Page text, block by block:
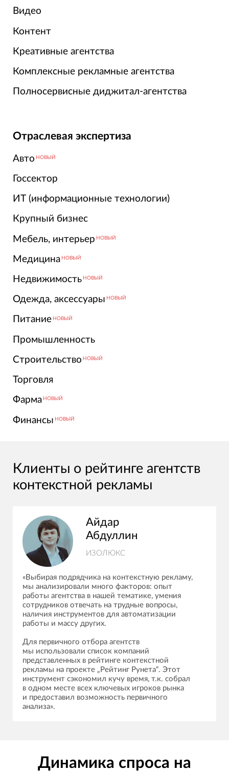
Видео
Контент
Креативные агентства
Комплексные рекламные агентства
Полносервисные диджитал-агентства
Отраслевая экспертиза
Авто НОВЫЙ
Госсектор
ИТ (информационные технологии)
Крупный бизнес
Мебель, интерьер НОВЫЙ
Медицина НОВЫЙ
Недвижимость НОВЫЙ
Одежда, аксессуары НОВЫЙ
Питание НОВЫЙ
Промышленность
Строительство НОВЫЙ
Торговля
Фарма НОВЫЙ
Финансы НОВЫЙ
Клиенты о рейтинге агентств
контекстной рекламы
Айдар
Абдуллин
ИЗОЛЮКС
«Выбирая подрядчика на контекстную рекламу,
мы анализировали много факторов: опыт
работы агентства в нашей тематике, умения
сотрудников отвечать на трудные вопросы,
наличия инструментов для автоматизации
работы и массу других.
Для первичного отбора агентств
мы использовали список компаний
представленных в рейтинге контекстной
рекламы на проекте „Рейтинг Рунета“. Этот
инструмент сэкономил кучу время, т.к. собрал
в одном месте всех ключевых игроков рынка
и предоставил возможность первичного
анализа».
Динамика спроса на